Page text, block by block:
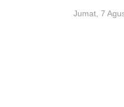
Jumat, 7